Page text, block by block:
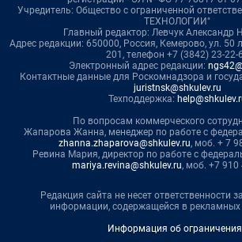
Учредитель: Общество с ограниченной
ТЕХНОЛОГИИ"
Главный редактор: Левчук Александр
Адрес редакции: 650000, Россия, Кемерово, ул. 50
201, телефон +7 (3842) 23-22-
Электронный адрес редакции:
Контактные данные для Роскомнадзора и
juristnsk@shkulev.ru
Техподдержка:
По вопросам коммерческого
Жапарова Жанна, менеджер по работе с
zhanna.zhaparova@shkulev.ru, моб. + 7
Ревина Мария, директор по работе с
mariya.revina@shkulev.ru, моб. +7 910
Редакция сайта не несет ответственности
информации, содержащейся в рекламных
Информация об